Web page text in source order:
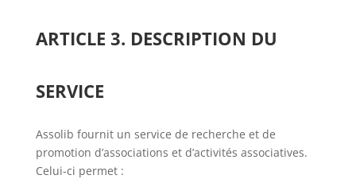
ARTICLE 3. DESCRIPTION DU
SERVICE
Assolib fournit un service de recherche et de
promotion d’associations et d’activités associatives.
Celui-ci permet :